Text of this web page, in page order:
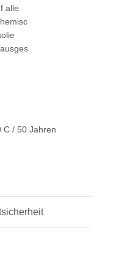
alle
C / 50 Jahren